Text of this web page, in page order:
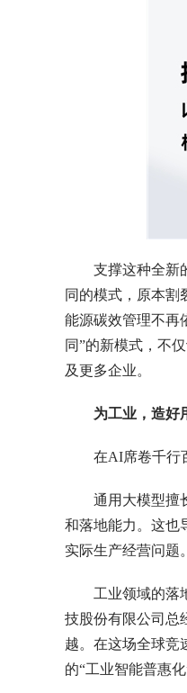
支撑这种全新
同的模式，原本割
能源碳效管理不再
同”的新模式，不
及更多企业。
为工业，造好
在AI席卷千行
通用大模型擅
和落地能力。这也
实际生产经营问题。
工业领域的落
技股份有限公司总
越。在这场全球竞
的“工业智能普惠化